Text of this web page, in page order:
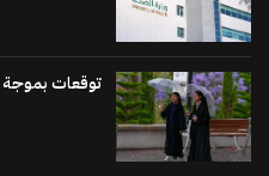
توقعات